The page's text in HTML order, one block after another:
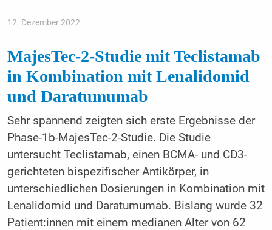
12. Dezember 2022
MajesTec-2-Studie mit Teclistamab
in Kombination mit Lenalidomid
und Daratumumab
Sehr spannend zeigten sich erste Ergebnisse der
Phase-1b-MajesTec-2-Studie. Die Studie
untersucht Teclistamab, einen BCMA- und CD3-
gerichteten bispezifischer Antikörper, in
unterschiedlichen Dosierungen in Kombination mit
Lenalidomid und Daratumumab. Bislang wurde 32
Patient:innen mit einem medianen Alter von 62